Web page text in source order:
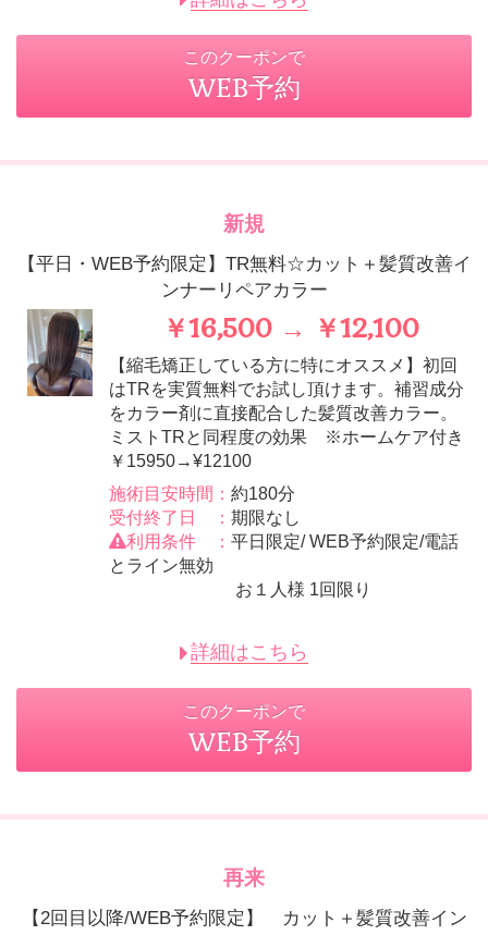
このクーポンで
WEB予約
新規
【平日・WEB予約限定】TR無料☆カット＋髪質改善イ
ンナーリペアカラー
￥16,500 → ￥12,100
【縮毛矯正している方に特にオススメ】初回
はTRを実質無料でお試し頂けます。補習成分
をカラー剤に直接配合した髪質改善カラー。
ミストTRと同程度の効果 ※ホームケア付き
￥15950→¥12100
施術目安時間： 約180分
受付終了日 ： 期限なし
利用条件 ： 平日限定/ WEB予約限定/電話
とライン無効
お１人様 1回限り
詳細はこちら
このクーポンで
WEB予約
再来
【2回目以降/WEB予約限定】 カット＋髪質改善イン